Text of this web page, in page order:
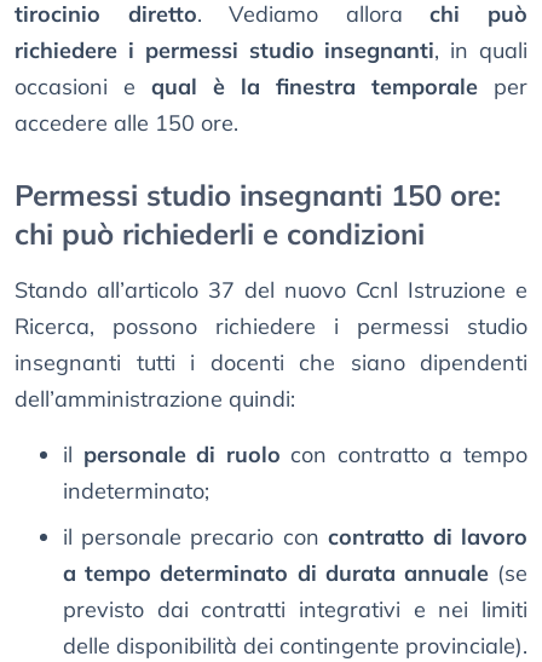
tirocinio diretto. Vediamo allorachi può
richiedere i permessi studio insegnanti, in quali
occasioni e qual è la finestra temporale per
accedere alle 150 ore.
Permessi studio insegnanti 150 ore:
chi può richiederli e condizioni
Stando all’articolo 37 del nuovo Ccnl Istruzione e
Ricerca, possono richiedere i permessi studio
insegnanti tutti i docenti che siano dipendenti
dell’amministrazione quindi:
il personale di ruolo con contratto a tempo
indeterminato;
il personale precario con contratto di lavoro
a tempo determinato di durata annuale(se
previsto dai contratti integrativi e nei limiti
delle disponibilità dei contingente provinciale).